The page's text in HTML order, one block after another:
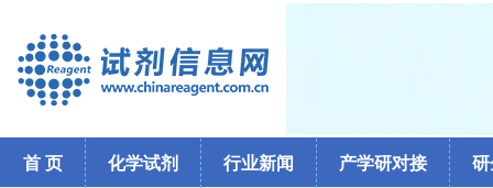
首 页 化学试剂 行业新闻 产学研对接 研